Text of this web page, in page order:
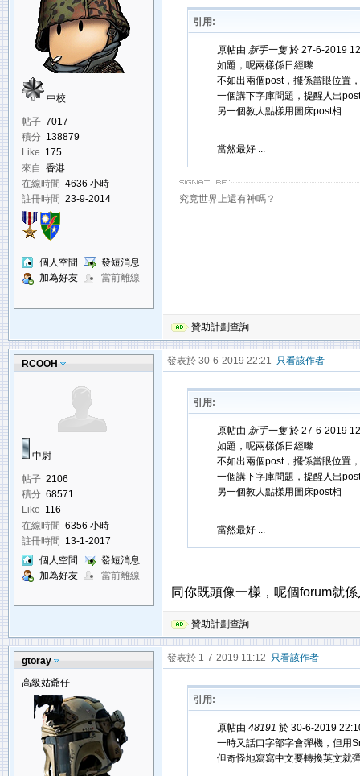
中校
帖子 7017
積分 138879
Like 175
來自 香港
在線時間 4636 小時
註冊時間 23-9-2014
個人空間
發短消息
加為好友
當前離線
引用:
原帖由 新手一隻於 27-6-2019
如題，呢兩樣係日經嚟
不如出兩個post，擺係當眼位置
一個講下字庫問題，提醒人出
另一個教人點樣用圖床post相
當然最好 ...
究竟世界上還有神嗎？
贊助計劃查詢
RCOOH
中尉
帖子 2106
積分 68571
Like 116
在線時間 6356 小時
註冊時間 13-1-2017
個人空間
發短消息
加為好友
當前離線
發表於 30-6-2019 22:21 只看該作者
引用:
原帖由 新手一隻於 27-6-2019
如題，呢兩樣係日經嚟
不如出兩個post，擺係當眼位置
一個講下字庫問題，提醒人出
另一個教人點樣用圖床post相
當然最好 ...
同你既頭像一樣，呢個forum就
贊助計劃查詢
gtoray
高級姑爺仔
發表於 1-7-2019 11:12 只看該作者
引用:
原帖由 48191 於 30-6-2019
一時又話口字部字會彈機，但用
但奇怪地寫寫中文要轉換英文就